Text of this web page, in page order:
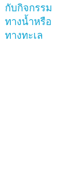
กับกิจกรรม
ทางน้ำหรือ
ทางทะเล